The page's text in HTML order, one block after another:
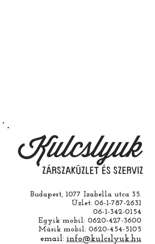
Budapest, 1077 Izabella utca 35.
Üzlet: 06-1-787-2631
06-1-342-0154
Egyik mobil: 0620-427-3600
Másik mobil: 0620-454-5105
email: info@kulcslyuk.hu